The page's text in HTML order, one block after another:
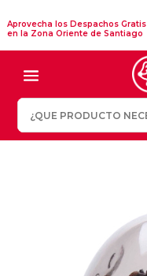
Aprovecha los Despachos Gratis
en la Zona Oriente de Santiago